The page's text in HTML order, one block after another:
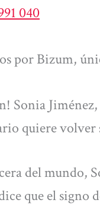
040
por Bizum,
Sonia
quiere volver
del mundo,
que el signo